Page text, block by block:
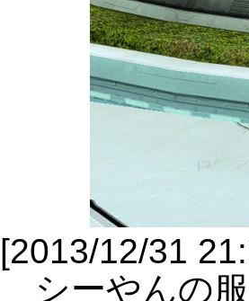
[2013/12/31
シーやんの